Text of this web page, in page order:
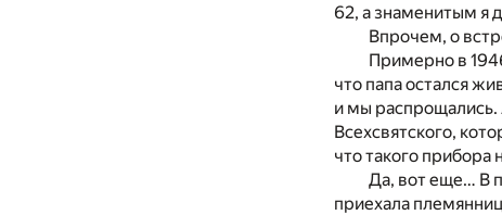
62, а знаменитым я
Впрочем, о
Примерно в
что папа остался
и мы распрощались.
Всехсвятского,
что такого прибора
Да, вот еще… В
приехала